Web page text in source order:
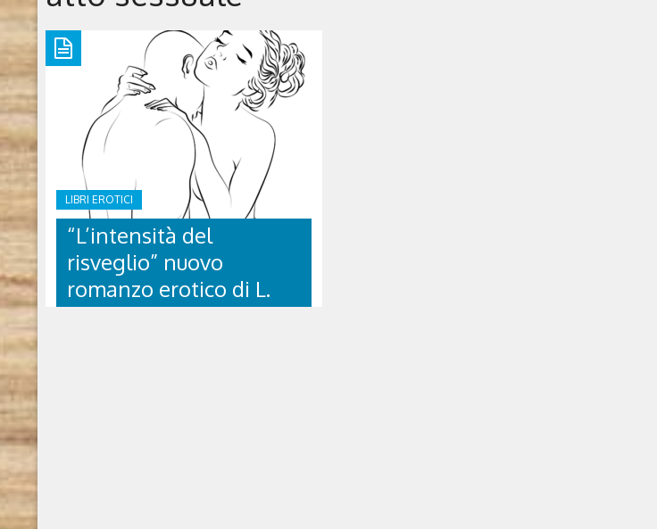
LIBRI EROTICI
“L’intensità del
risveglio” nuovo
romanzo erotico di L.
Ammiragli